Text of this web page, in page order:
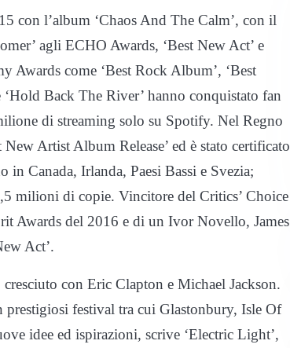
con l’album ‘Chaos And The Calm’, con il
agli ECHO Awards, ‘Best New Act’ e
Awards come ‘Best Rock Album’, ‘Best
Back The River’ hanno conquistato fan
di streaming solo su Spotify. Nel Regno
Artist Album Release’ ed è stato certificato
Canada, Irlanda, Paesi Bassi e Svezia;
milioni di copie. Vincitore del Critics’ Choice
Awards del 2016 e di un Ivor Novello, James
Act’.
con Eric Clapton e Michael Jackson.
festival tra cui Glastonbury, Isle Of
idee ed ispirazioni, scrive ‘Electric Light’,